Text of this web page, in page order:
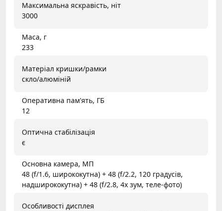
Максимальна яскравість, ніт
3000
Маса, г
233
Матеріал кришки/рамки
скло/алюміній
Оперативна пам'ять, ГБ
12
Оптична стабілізація
є
Основна камера, МП
48 (f/1.6, ширококутна) + 48 (f/2.2, 120 градусів,
надширококутна) + 48 (f/2.8, 4x зум, теле-фото)
Особливості дисплея